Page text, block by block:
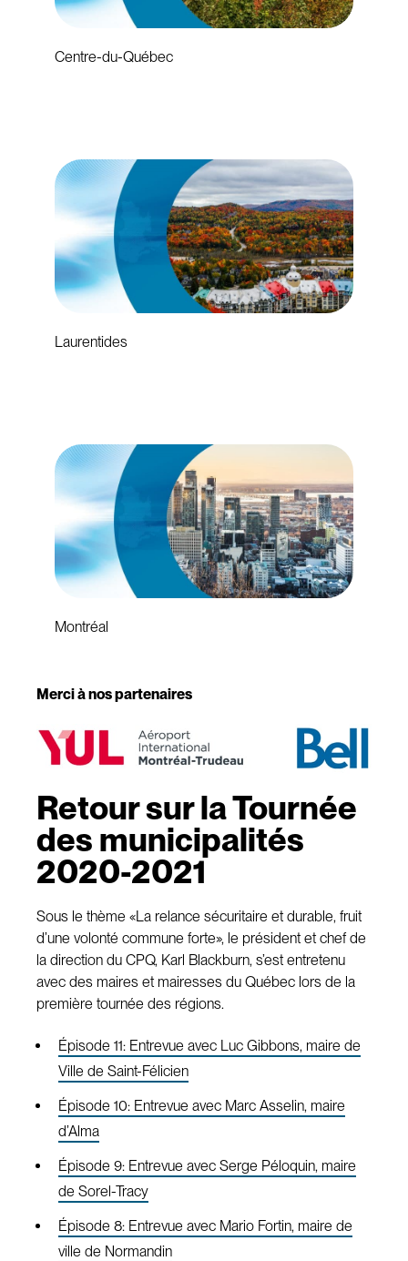
Centre-du-Québec
Laurentides
Montréal
Merci à nos partenaires
Retour sur la Tournée
des municipalités
2020-2021
Sous le thème «La relance sécuritaire et durable, fruit
d’une volonté commune forte», le président et chef de
la direction du CPQ, Karl Blackburn, s’est entretenu
avec des maires et mairesses du Québec lors de la
première tournée des régions.
Épisode 11: Entrevue avec Luc Gibbons, maire de
Ville de Saint-Félicien
Épisode 10: Entrevue avec Marc Asselin, maire
d’Alma
Épisode 9: Entrevue avec Serge Péloquin, maire
de Sorel-Tracy
Épisode 8: Entrevue avec Mario Fortin, maire de
ville de Normandin